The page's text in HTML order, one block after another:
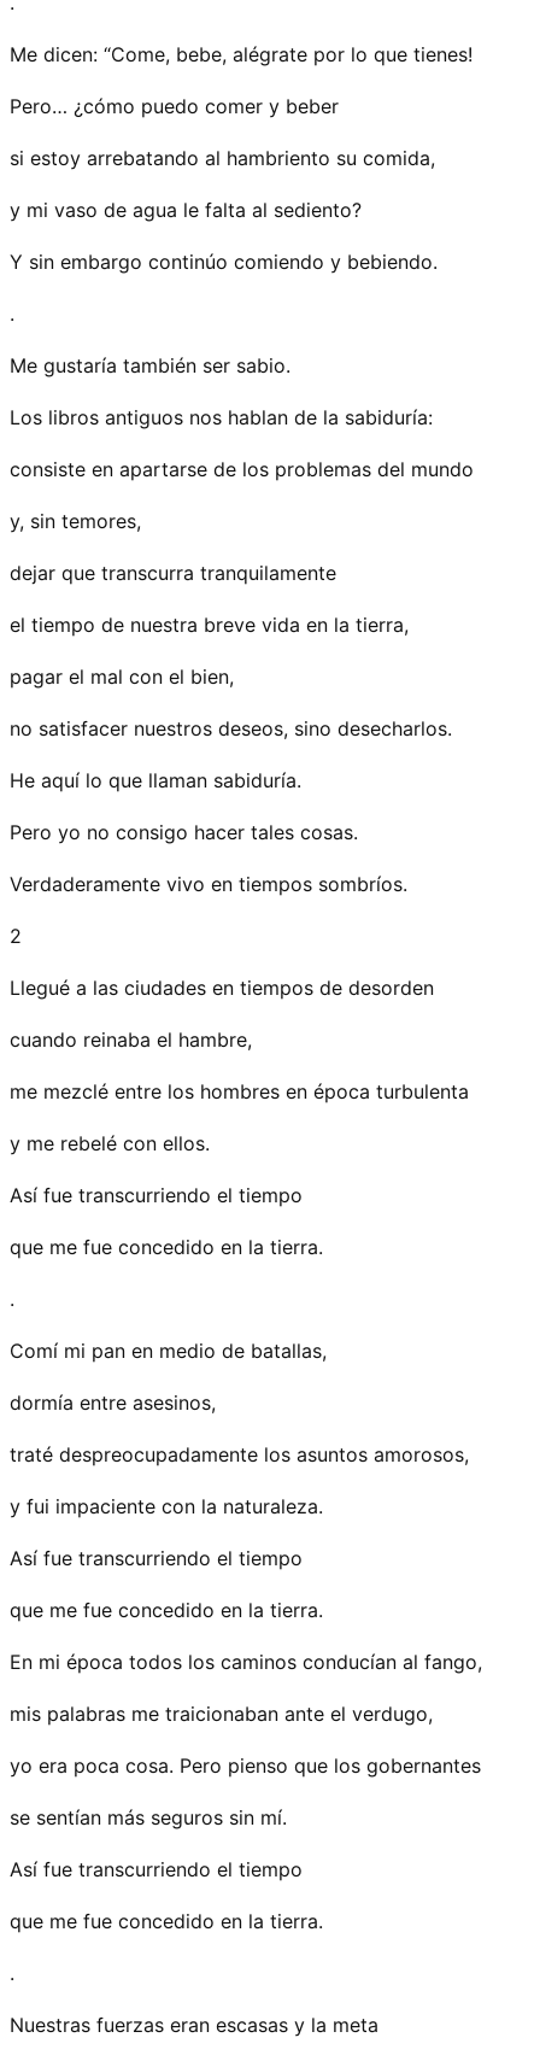
Me dicen: “Come, bebe, alégrate por lo que tienes!
Pero… ¿cómo puedo comer y beber
si estoy arrebatando al hambriento su comida,
y mi vaso de agua le falta al sediento?
Y sin embargo continúo comiendo y bebiendo.
.
Me gustaría también ser sabio.
Los libros antiguos nos hablan de la sabiduría:
consiste en apartarse de los problemas del mundo
y, sin temores,
dejar que transcurra tranquilamente
el tiempo de nuestra breve vida en la tierra,
pagar el mal con el bien,
no satisfacer nuestros deseos, sino desecharlos.
He aquí lo que llaman sabiduría.
Pero yo no consigo hacer tales cosas.
Verdaderamente vivo en tiempos sombríos.
2
Llegué a las ciudades en tiempos de desorden
cuando reinaba el hambre,
me mezclé entre los hombres en época turbulenta
y me rebelé con ellos.
Así fue transcurriendo el tiempo
que me fue concedido en la tierra.
.
Comí mi pan en medio de batallas,
dormía entre asesinos,
traté despreocupadamente los asuntos amorosos,
y fui impaciente con la naturaleza.
Así fue transcurriendo el tiempo
que me fue concedido en la tierra.
En mi época todos los caminos conducían al fango,
mis palabras me traicionaban ante el verdugo,
yo era poca cosa. Pero pienso que los gobernantes
se sentían más seguros sin mí.
Así fue transcurriendo el tiempo
que me fue concedido en la tierra.
.
Nuestras fuerzas eran escasas y la meta